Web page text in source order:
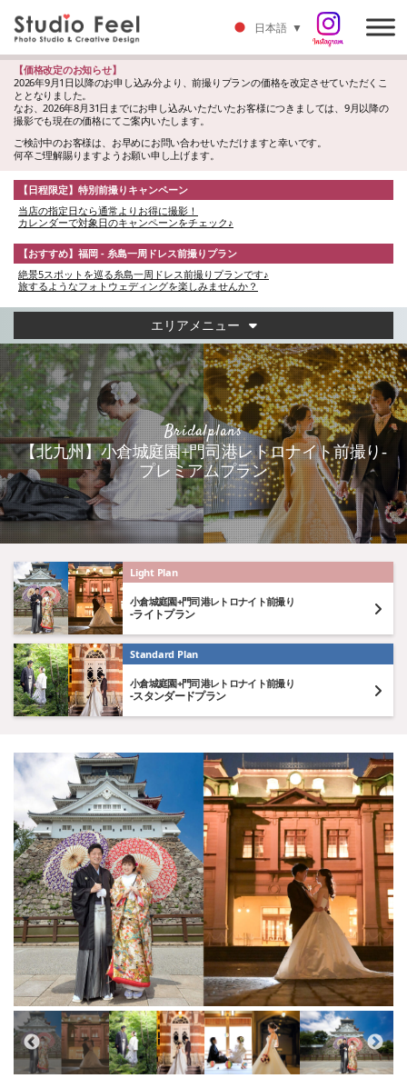
【価格改定のお知らせ】
2026年9月1日以降のお申し込み分より、前撮りプランの価格を改定させていただくこ
ととなりました。
なお、2026年8月31日までにお申し込みいただいたお客様につきましては、9月以降の
撮影でも現在の価格にてご案内いたします。
ご検討中のお客様は、お早めにお問い合わせいただけますと幸いです。
何卒ご理解賜りますようお願い申し上げます。
【日程限定】特別前撮りキャンペーン
当店の指定日なら通常よりお得に撮影！
カレンダーで対象日のキャンペーンをチェック♪
【おすすめ】福岡 - 糸島一周ドレス前撮りプラン
絶景5スポットを巡る糸島一周ドレス前撮りプランです♪
旅するようなフォトウェディングを楽しみませんか？
エリアメニュー
Bridalplans
【北九州】小倉城庭園+門司港レトロナイト前撮り-
プレミアムプラン
Light Plan
小倉城庭園+門司港レトロナイト前撮り
-ライトプラン
Standard Plan
小倉城庭園+門司港レトロナイト前撮り
-スタンダードプラン
日本語 ▼